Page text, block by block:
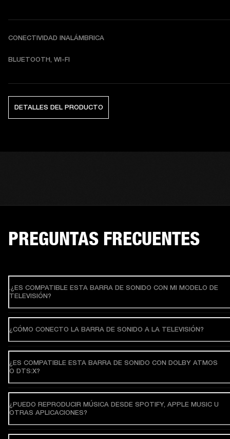
CONECTIVIDAD INALÁMBRICA
BLUETOOTH, WI-FI
DETALLES DEL PRODUCTO
PREGUNTAS FRECUENTES
.¿ES COMPATIBLE ESTA BARRA DE SONIDO CON MI MODELO DE
TELEVISIÓN?
¿CÓMO CONECTO LA BARRA DE SONIDO A LA TELEVISIÓN?
¿ES COMPATIBLE ESTA BARRA DE SONIDO CON DOLBY ATMOS
O DTS:X?
¿PUEDO REPRODUCIR MÚSICA DESDE SPOTIFY, APPLE MUSIC U
OTRAS APLICACIONES?